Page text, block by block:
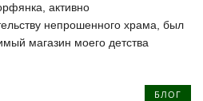
активно
непрошенного храма, был
магазин моего детства
БЛОГ